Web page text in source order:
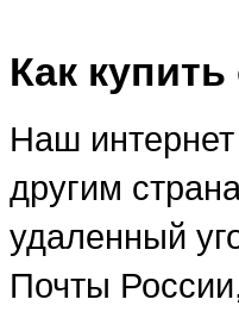
Как
Наш интернет
другим
удаленный
Почты